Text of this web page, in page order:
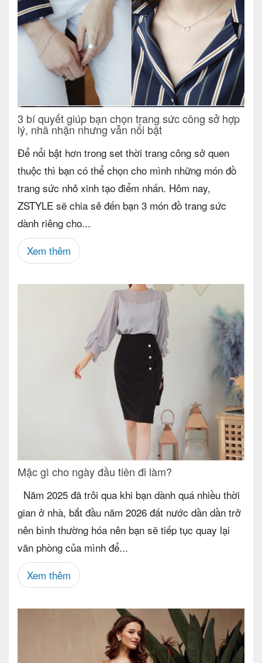
3 bí quyết giúp bạn chọn trang sức công sở hợp
lý, nhã nhặn nhưng vẫn nổi bật
Để nổi bật hơn trong set thời trang công sở quen
thuộc thì bạn có thể chọn cho mình những món đồ
trang sức nhỏ xinh tạo điểm nhấn. Hôm nay,
ZSTYLE sẽ chia sẻ đến bạn 3 món đồ trang sức
dành riêng cho...
Xem thêm
Mặc gì cho ngày đầu tiên đi làm?
Năm 2025 đã trôi qua khi bạn dành quá nhiều thời
gian ở nhà, bắt đầu năm 2026 đất nước dần dần trở
nên bình thường hóa nên bạn sẽ tiếp tục quay lại
văn phòng của mình để...
Xem thêm